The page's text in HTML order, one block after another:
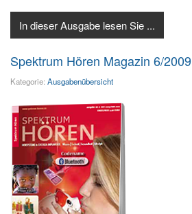
In dieser Ausgabe lesen Sie ...
Spektrum Hören Magazin 6/2009
Kategorie: Ausgabenübersicht